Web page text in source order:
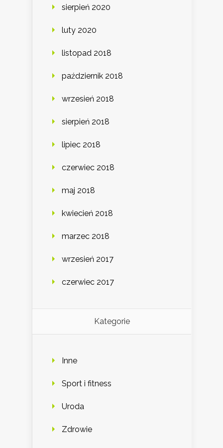
sierpień 2020
luty 2020
listopad 2018
październik 2018
wrzesień 2018
sierpień 2018
lipiec 2018
czerwiec 2018
maj 2018
kwiecień 2018
marzec 2018
wrzesień 2017
czerwiec 2017
Kategorie
Inne
Sport i fitness
Uroda
Zdrowie